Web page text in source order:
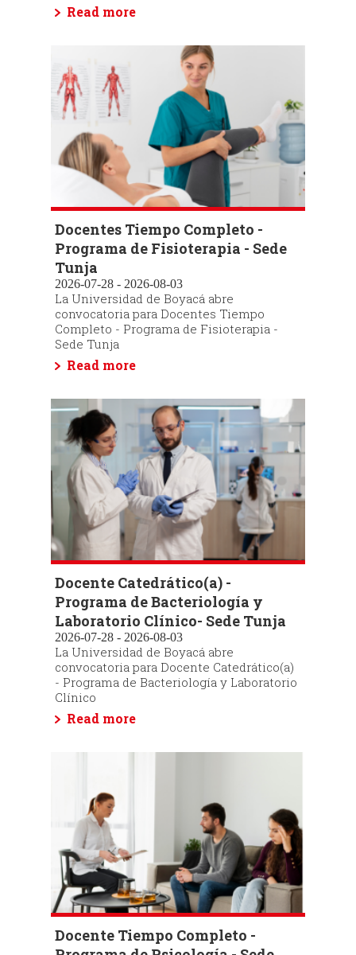
Read more
Docentes Tiempo Completo -
Programa de Fisioterapia - Sede
Tunja
2026-07-28 - 2026-08-03
La Universidad de Boyacá abre
convocatoria para Docentes Tiempo
Completo - Programa de Fisioterapia -
Sede Tunja
Read more
Docente Catedrático(a) -
Programa de Bacteriología y
Laboratorio Clínico- Sede Tunja
2026-07-28 - 2026-08-03
La Universidad de Boyacá abre
convocatoria para Docente Catedrático(a)
- Programa de Bacteriología y Laboratorio
Clínico
Read more
Docente Tiempo Completo -